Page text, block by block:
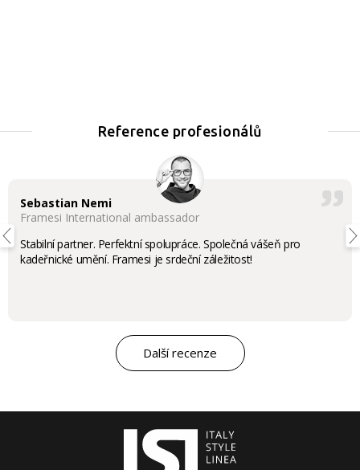
Reference profesionálů
Sebastian Nemi
Framesi International ambassador
Stabilní partner. Perfektní spolupráce. Společná vášeň pro
kadeřnické umění. Framesi je srdeční záležitost!
Další recenze